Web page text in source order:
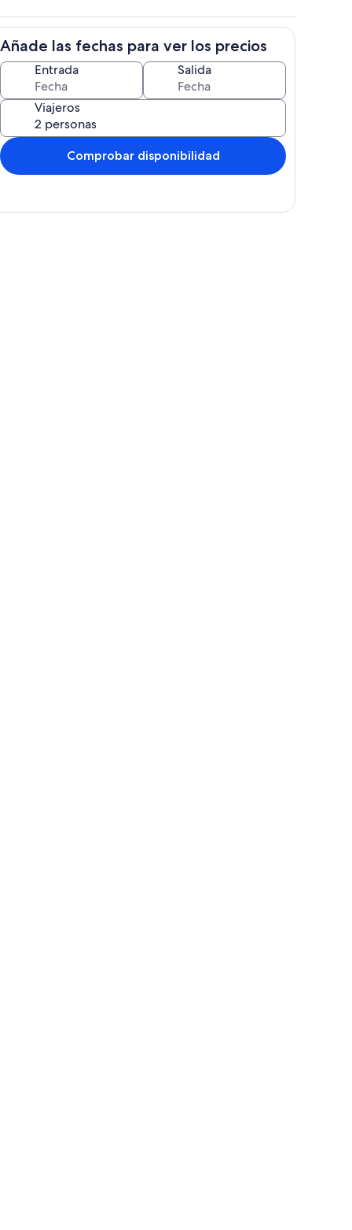
Restauración
Añade las fechas para ver los precios
Entrada Salida
Viajeros
Comprobar disponibilidad